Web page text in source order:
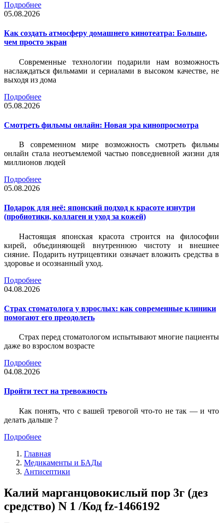
Подробнее
05.08.2026
Как создать атмосферу домашнего кинотеатра: Больше,
чем просто экран
Современные технологии подарили нам возможность
наслаждаться фильмами и сериалами в высоком качестве, не
выходя из дома
Подробнее
05.08.2026
Смотреть фильмы онлайн: Новая эра кинопросмотра
В современном мире возможность смотреть фильмы
онлайн стала неотъемлемой частью повседневной жизни для
миллионов людей
Подробнее
05.08.2026
Подарок для неё: японский подход к красоте изнутри
(пробиотики, коллаген и уход за кожей)
Настоящая японская красота строится на философии
кирей, объединяющей внутреннюю чистоту и внешнее
сияние. Подарить нутрицевтики означает вложить средства в
здоровье и осознанный уход.
Подробнее
04.08.2026
Страх стоматолога у взрослых: как современные клиники
помогают его преодолеть
Страх перед стоматологом испытывают многие пациенты
даже во взрослом возрасте
Подробнее
04.08.2026
Пройти тест на тревожность
Как понять, что с вашей тревогой что-то не так — и что
делать дальше ?
Подробнее
Главная
Медикаменты и БАДы
Антисептики
Калий марганцовокислый пор 3г (дез
средство) N 1 /Код fz-1466192